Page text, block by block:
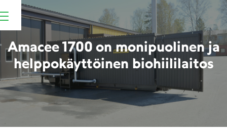
Amacee 1700 on monipuolinen ja
helppokäyttöinen biohiililaitos